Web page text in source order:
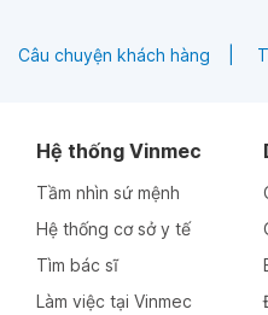
Câu chuyện khách hàng
Hệ thống Vinmec
Tầm nhìn sứ mệnh
Hệ thống cơ sở y tế
Tìm bác sĩ
Làm việc tại Vinmec